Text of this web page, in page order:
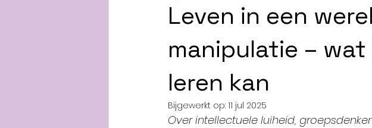
Leven in een
manipulatie –
leren kan
Bijgewerkt op: 11 jul 2025
Over intellectuele luiheid,